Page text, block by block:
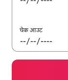
चेक आउट